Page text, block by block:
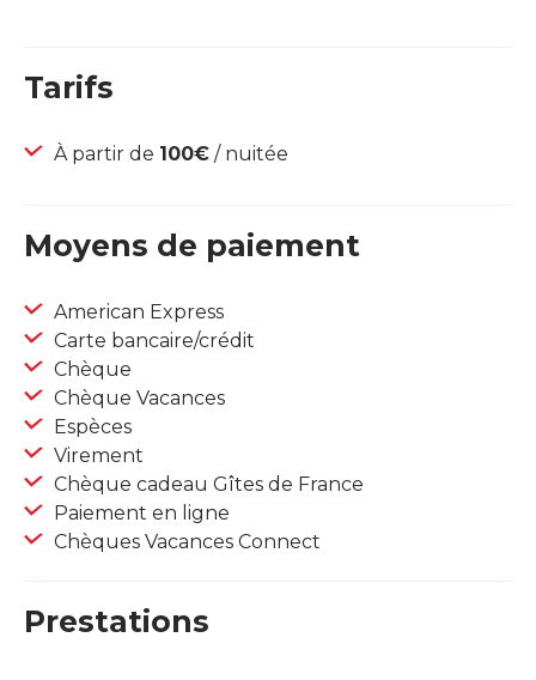
Tarifs
À partir de 100€ / nuitée
Moyens de paiement
American Express
Carte bancaire/crédit
Chèque
Chèque Vacances
Espèces
Virement
Chèque cadeau Gîtes de France
Paiement en ligne
Chèques Vacances Connect
Prestations